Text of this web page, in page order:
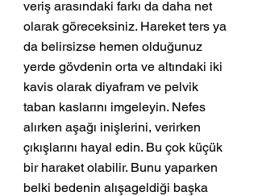
veriş arasındaki farkı da daha net
olarak göreceksiniz. Hareket ters ya
da belirsizse hemen olduğunuz
yerde gövdenin orta ve altındaki iki
kavis olarak diyafram ve pelvik
taban kaslarını imgeleyin. Nefes
alırken aşağı inişlerini, verirken
çıkışlarını hayal edin. Bu çok küçük
bir haraket olabilir. Bunu yaparken
belki bedenin alışageldiği başka